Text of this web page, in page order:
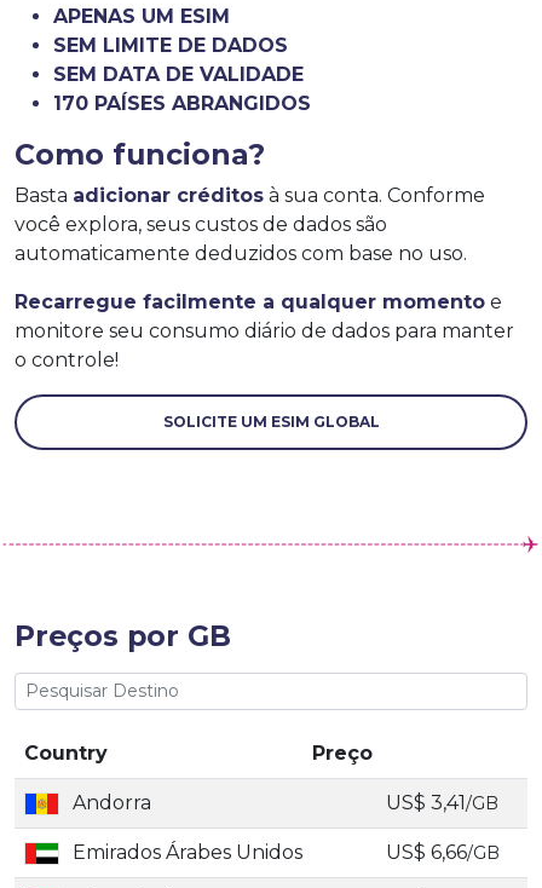
APENAS UM ESIM
SEM LIMITE DE DADOS
SEM DATA DE VALIDADE
170 PAÍSES ABRANGIDOS
Como funciona?
Basta adicionar créditos à sua conta. Conforme
você explora, seus custos de dados são
automaticamente deduzidos com base no uso.
Recarregue facilmente a qualquer momento e
monitore seu consumo diário de dados para manter
o controle!
SOLICITE UM ESIM GLOBAL
Preços por GB
Country Preço
Andorra US$ 3,41/GB
Emirados Árabes Unidos US$ 6,66/GB